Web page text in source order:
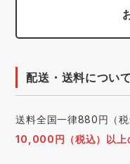
配送・送料について
送料全国一律880円（
10,000円（税込）以上